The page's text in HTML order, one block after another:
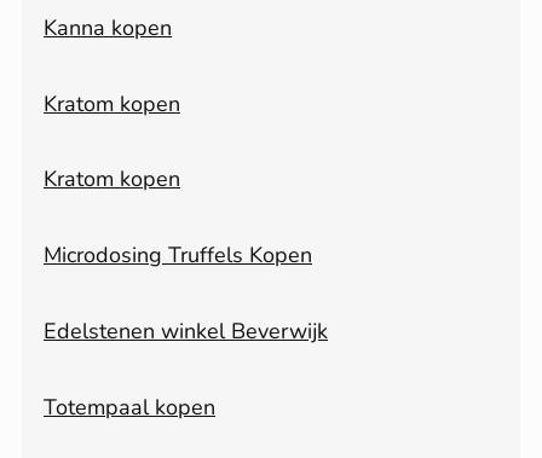
Kanna kopen
Kratom kopen
Kratom kopen
Microdosing Truffels Kopen
Edelstenen winkel Beverwijk
Totempaal kopen